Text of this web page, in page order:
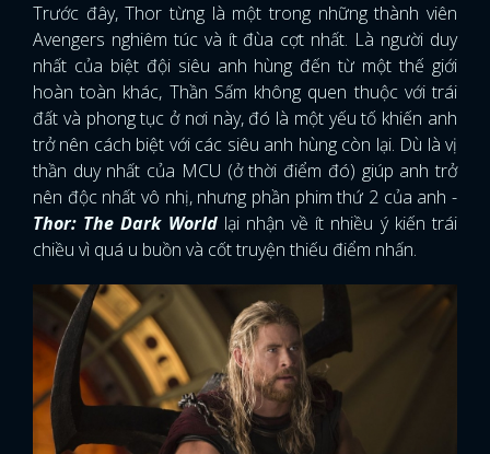
Trước đây, Thor từng là một trong những thành viên
Avengers nghiêm túc và ít đùa cợt nhất. Là người duy
nhất của biệt đội siêu anh hùng đến từ một thế giới
hoàn toàn khác, Thần Sấm không quen thuộc với trái
đất và phong tục ở nơi này, đó là một yếu tố khiến anh
trở nên cách biệt với các siêu anh hùng còn lại. Dù là vị
thần duy nhất của MCU (ở thời điểm đó) giúp anh trở
nên độc nhất vô nhị, nhưng phần phim thứ 2 của anh -
Thor: The Dark Worldlại nhận về ít nhiều ý kiến trái
chiều vì quá u buồn và cốt truyện thiếu điểm nhấn.